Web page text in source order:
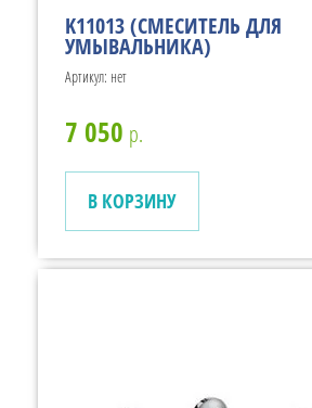
K11013 (СМЕСИТЕЛЬ ДЛЯ
УМЫВАЛЬНИКА)
Артикул: нет
7 050 р.
В КОРЗИНУ